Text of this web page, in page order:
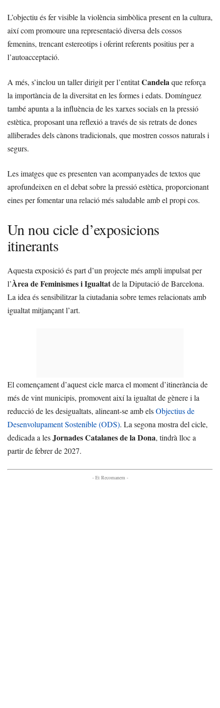
L’objectiu és fer visible la violència simbòlica present en la cultura,
així com promoure una representació diversa dels cossos
femenins, trencant estereotips i oferint referents positius per a
l’autoacceptació.
A més, s’inclou un taller dirigit per l’entitatCandelaque reforça
la importància de la diversitat en les formes i edats. Domínguez
també apunta a la influència de les xarxes socials en la pressió
estètica, proposant una reflexió a través de sis retrats de dones
alliberades dels cànons tradicionals, que mostren cossos naturals i
segurs.
Les imatges que es presenten van acompanyades de textos que
aprofundeixen en el debat sobre la pressió estètica, proporcionant
eines per fomentar una relació més saludable amb el propi cos.
Un nou cicle d’exposicions
itinerants
Aquesta exposició és part d’un projecte més ampli impulsat per
l’Àrea de Feminismes i Igualtatde la Diputació de Barcelona.
La idea és sensibilitzar la ciutadania sobre temes relacionats amb
igualtat mitjançant l’art.
El començament d’aquest cicle marca el moment d’itinerància de
més de vint municipis, promovent així la igualtat de gènere i la
reducció de les desigualtats, alineant-se amb elsObjectius de
Desenvolupament Sostenible (ODS). La segona mostra del cicle,
dedicada a lesJornades Catalanes de la Dona, tindrà lloc a
partir de febrer de 2027.
- Et Recomanem -